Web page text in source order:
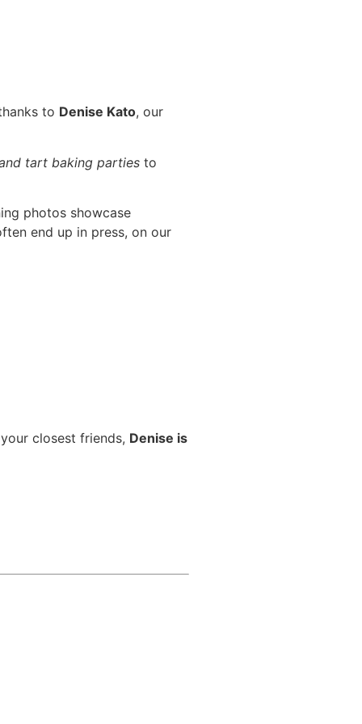
to Denise Kato, our
tart baking parties to
photos showcase
end up in press, on our
closest friends, Denise is